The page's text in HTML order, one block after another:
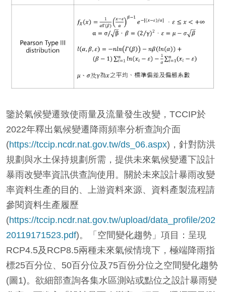
鑒於氣候變遷致使雨量及流量發生改變，TCCIP於
2022年釋出氣候變遷降雨頻率分析查詢介面
(https://tccip.ncdr.nat.gov.tw/ds_06.aspx)，針對防洪
規劃與水土保持規劃所需，提供未來氣候變遷下設計
暴雨改變率資訊供查詢使用。關於未來設計暴雨改變
率資料生產的目的、上游資料來源、資料產製流程請
參閱資料生產履歷
(https://tccip.ncdr.nat.gov.tw/upload/data_profile/202
20119171523.pdf)。「空間變化趨勢」項目：呈現
RCP4.5及RCP8.5兩種未來氣候情境下，極端降雨指
標25百分位、50百分位及75百份分位之空間變化趨勢
(圖1)。欲細部查詢各集水區測站或點位之設計暴雨變